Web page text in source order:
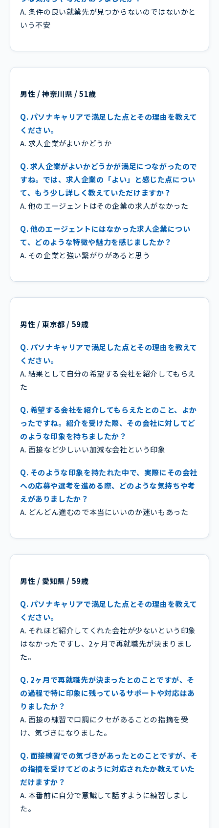
A. 条件の良い就業先が見つからないのではないかと
いう不安
男性 / 神奈川県 / 51歳
Q. パソナキャリアで満足した点とその理由を教えて
ください。
A. 求人企業がよいかどうか
Q. 求人企業がよいかどうかが満足につながったので
すね。では、求人企業の「よい」と感じた点につい
て、もう少し詳しく教えていただけますか？
A. 他のエージェントはその企業の求人がなかった
Q. 他のエージェントにはなかった求人企業につい
て、どのような特徴や魅力を感じましたか？
A. その企業と強い繋がりがあると思う
男性 / 東京都 / 59歳
Q. パソナキャリアで満足した点とその理由を教えて
ください。
A. 結果として自分の希望する会社を紹介してもらえ
た
Q. 希望する会社を紹介してもらえたとのこと、よか
ったですね。紹介を受けた際、その会社に対してど
のような印象を持ちましたか？
A. 面接など少しいい加減な会社という印象
Q. そのような印象を持たれた中で、実際にその会社
への応募や選考を進める際、どのような気持ちや考
えがありましたか？
A. どんどん進むので本当にいいのか迷いもあった
男性 / 愛知県 / 59歳
Q. パソナキャリアで満足した点とその理由を教えて
ください。
A. それほど紹介してくれた会社が少ないという印象
はなかったですし、2ヶ月で再就職先が決まりまし
た。
Q. 2ヶ月で再就職先が決まったとのことですが、そ
の過程で特に印象に残っているサポートや対応はあ
りましたか？
A. 面接の練習で口調にクセがあることの指摘を受
け、気づきになりました。
Q. 面接練習での気づきがあったとのことですが、そ
の指摘を受けてどのように対応されたか教えていた
だけますか？
A. 本番前に自分で意識して話すように練習しまし
た。